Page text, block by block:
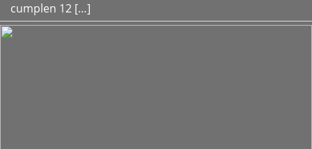
cumplen 12 […]